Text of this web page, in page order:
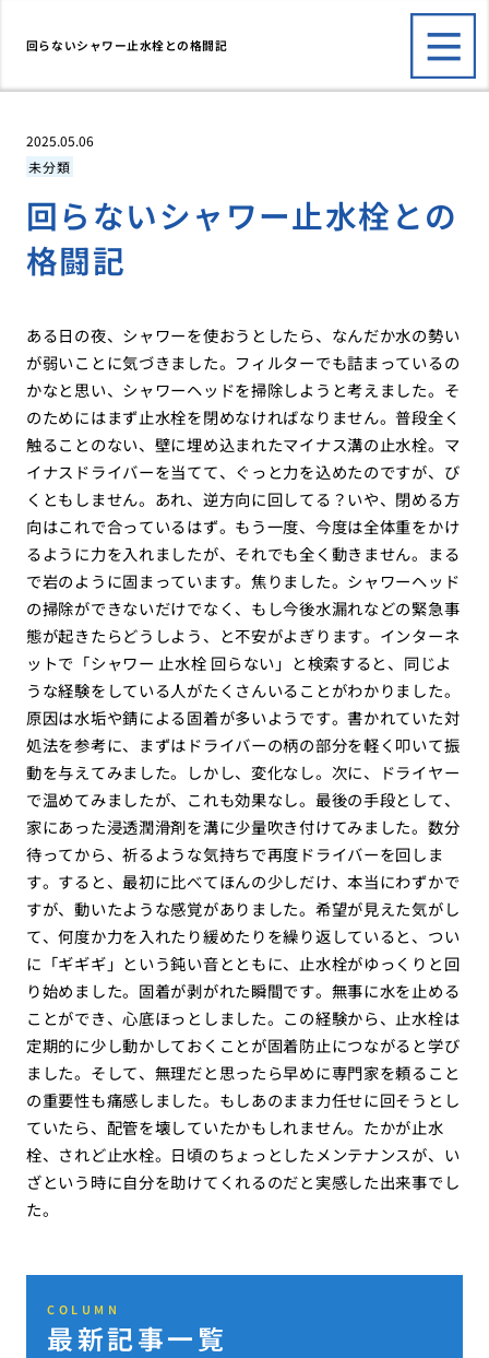
回らないシャワー止水栓との格闘記
2025.05.06
未分類
回らないシャワー止水栓との
格闘記
ある日の夜、シャワーを使おうとしたら、なんだか水の勢い
が弱いことに気づきました。フィルターでも詰まっているの
かなと思い、シャワーヘッドを掃除しようと考えました。そ
のためにはまず止水栓を閉めなければなりません。普段全く
触ることのない、壁に埋め込まれたマイナス溝の止水栓。マ
イナスドライバーを当てて、ぐっと力を込めたのですが、び
くともしません。あれ、逆方向に回してる？いや、閉める方
向はこれで合っているはず。もう一度、今度は全体重をかけ
るように力を入れましたが、それでも全く動きません。まる
で岩のように固まっています。焦りました。シャワーヘッド
の掃除ができないだけでなく、もし今後水漏れなどの緊急事
態が起きたらどうしよう、と不安がよぎります。インターネ
ットで「シャワー 止水栓 回らない」と検索すると、同じよ
うな経験をしている人がたくさんいることがわかりました。
原因は水垢や錆による固着が多いようです。書かれていた対
処法を参考に、まずはドライバーの柄の部分を軽く叩いて振
動を与えてみました。しかし、変化なし。次に、ドライヤー
で温めてみましたが、これも効果なし。最後の手段として、
家にあった浸透潤滑剤を溝に少量吹き付けてみました。数分
待ってから、祈るような気持ちで再度ドライバーを回しま
す。すると、最初に比べてほんの少しだけ、本当にわずかで
すが、動いたような感覚がありました。希望が見えた気がし
て、何度か力を入れたり緩めたりを繰り返していると、つい
に「ギギギ」という鈍い音とともに、止水栓がゆっくりと回
り始めました。固着が剥がれた瞬間です。無事に水を止める
ことができ、心底ほっとしました。この経験から、止水栓は
定期的に少し動かしておくことが固着防止につながると学び
ました。そして、無理だと思ったら早めに専門家を頼ること
の重要性も痛感しました。もしあのまま力任せに回そうとし
ていたら、配管を壊していたかもしれません。たかが止水
栓、されど止水栓。日頃のちょっとしたメンテナンスが、い
ざという時に自分を助けてくれるのだと実感した出来事でし
た。
COLUMN
最新記事一覧